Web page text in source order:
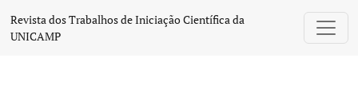
Análise da toxicidade de lodo de esgoto em sementes
Revista dos Trabalhos de Iniciação Científica da
UNICAMP